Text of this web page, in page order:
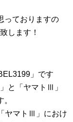
っておりますの
します！
」です
と「ヤマトⅢ」
ヤマトⅢ」におけ